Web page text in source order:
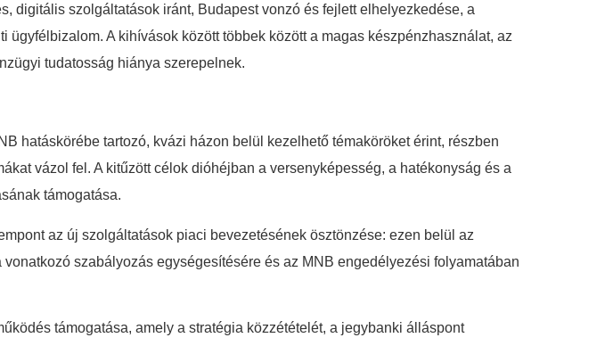
digitális szolgáltatások iránt, Budapest vonzó és fejlett elhelyezkedése, a
A kihívások között többek között a magas készpénzhasználat, az
tudatosság hiánya szerepelnek.
hatáskörébe tartozó, kvázi házon belül kezelhető témaköröket érint, részben
vázol fel. A kitűzött célok dióhéjban a versenyképesség, a hatékonyság és a
támogatása.
az új szolgáltatások piaci bevezetésének ösztönzése: ezen belül az
szabályozás egységesítésére és az MNB engedélyezési folyamatában
támogatása, amely a stratégia közzétételét, a jegybanki álláspont